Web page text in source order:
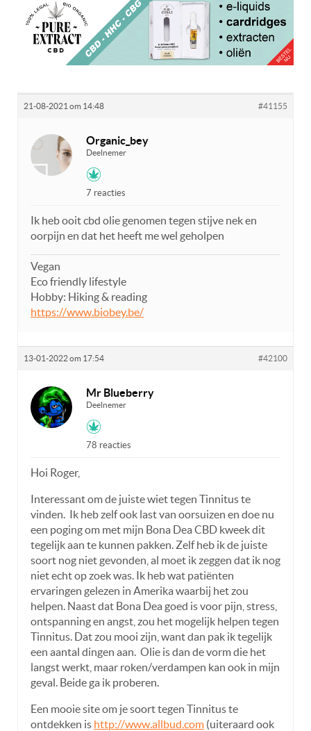
21-08-2021 om 14:48 #41155
Organic_bey
Deelnemer
7 reacties
Ik heb ooit cbd olie genomen tegen stijve nek en
oorpijn en dat het heeft me wel geholpen
Vegan
Eco friendly lifestyle
Hobby: Hiking & reading
https://www.biobey.be/
13-01-2022 om 17:54 #42100
Mr Blueberry
Deelnemer
78 reacties
Hoi Roger,
Interessant om de juiste wiet tegen Tinnitus te
vinden. Ik heb zelf ook last van oorsuizen en doe nu
een poging om met mijn Bona Dea CBD kweek dit
tegelijk aan te kunnen pakken. Zelf heb ik de juiste
soort nog niet gevonden, al moet ik zeggen dat ik nog
niet echt op zoek was. Ik heb wat patiënten
ervaringen gelezen in Amerika waarbij het zou
helpen. Naast dat Bona Dea goed is voor pijn, stress,
ontspanning en angst, zou het mogelijk helpen tegen
Tinnitus. Dat zou mooi zijn, want dan pak ik tegelijk
een aantal dingen aan. Olie is dan de vorm die het
langst werkt, maar roken/verdampen kan ook in mijn
geval. Beide ga ik proberen.
Een mooie site om je soort tegen Tinnitus te
ontdekken is http://www.allbud.com (uiteraard ook